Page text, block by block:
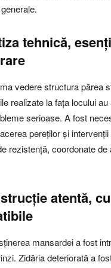
tehnică,
vedere structura părea
realizate la fața locului
serioase. A fost
pereților și
rezistență, coordonate
atentă,
mansardei a fost
Zidăria deteriorată a